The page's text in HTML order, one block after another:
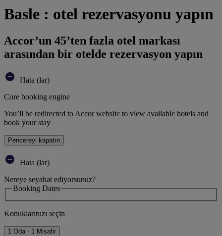
Basle : otel rezervasyonu yapın
Accor’un 45’ten fazla otel markası
arasından bir otelde rezervasyon yapın
Hata (lar)
Core booking engine
You’ll be redirected to Accor website to view available hotels and
book your stay
Pencereyi kapatın
Hata (lar)
Nereye seyahat ediyorsunuz?
Booking Dates
Konuklarınızı seçin
1 Oda - 1 Misafir